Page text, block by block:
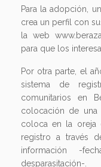
Por otra parte, el
sistema de
comunitarios en
colocación de una
registro a través
información -
Está ubicado en
Para consultas el